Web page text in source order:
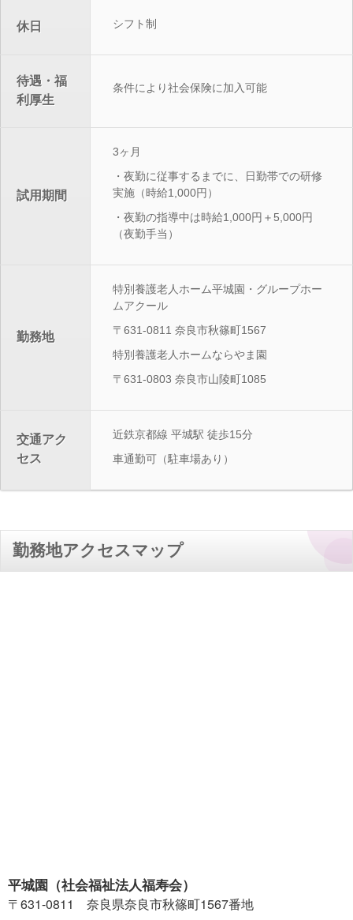
休日 シフト制
待遇・福
利厚生
条件により社会保険に加入可能
試用期間
3ヶ月
・夜勤に従事するまでに、日勤帯での研修
実施（時給1,000円）
・夜勤の指導中は時給1,000円＋5,000円
（夜勤手当）
勤務地
特別養護老人ホーム平城園・グループホー
ムアクール
〒631-0811 奈良市秋篠町1567
特別養護老人ホームならやま園
〒631-0803 奈良市山陵町1085
交通アク
セス
近鉄京都線 平城駅 徒歩15分
車通勤可（駐車場あり）
勤務地アクセスマップ
平城園（社会福祉法人福寿会）
〒631-0811 奈良県奈良市秋篠町1567番地